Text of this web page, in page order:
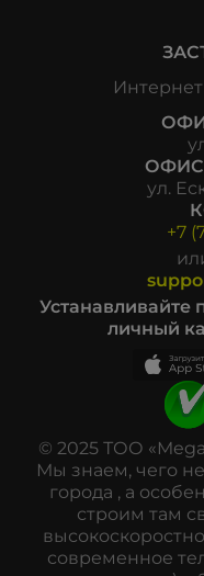
ул.
+7
Устанавливайте
личный
© 2025 ТОО
Мы знаем, чего
города , а
строим там
современное